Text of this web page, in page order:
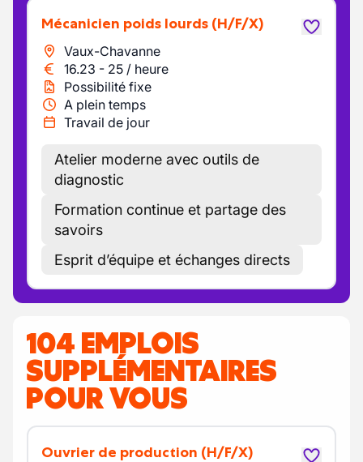
Mécanicien poids lourds (H/F/X)
Vaux-Chavanne
16.23 - 25 / heure
Possibilité fixe
A plein temps
Travail de jour
Atelier moderne avec outils de
diagnostic
Formation continue et partage des
savoirs
Esprit d’équipe et échanges directs
104 EMPLOIS
SUPPLÉMENTAIRES
POUR VOUS
Ouvrier de production (H/F/X)